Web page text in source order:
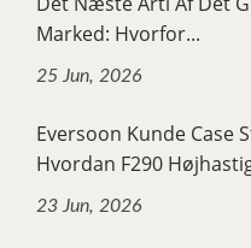
Marked: Hvorfor...
25 Jun, 2026
Eversoon Kunde Case
Hvordan F290
23 Jun, 2026